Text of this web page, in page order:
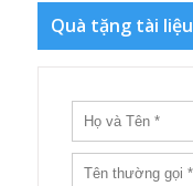
Quà tặng tài liệu